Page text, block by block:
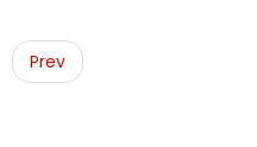
Post
navigation
Prev